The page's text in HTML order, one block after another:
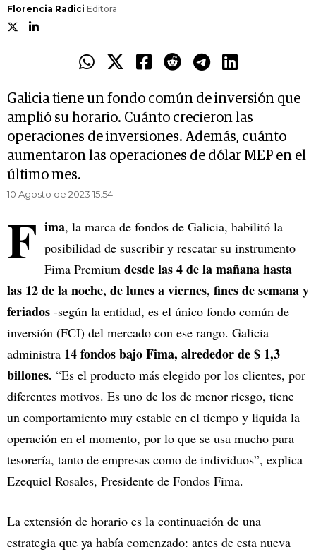
Florencia Radici Editora
Galicia tiene un fondo común de inversión que
amplió su horario. Cuánto crecieron las
operaciones de inversiones. Además, cuánto
aumentaron las operaciones de dólar MEP en el
último mes.
10 Agosto de 2023 15.54
F ima, la marca de fondos de Galicia, habilitó la
posibilidad de suscribir y rescatar su instrumento
Fima Premium desde las 4 de la mañana hasta
las 12 de la noche, de lunes a viernes, fines de semana y
feriados -según la entidad, es el único fondo común de
inversión (FCI) del mercado con ese rango. Galicia
administra 14 fondos bajo Fima, alrededor de $ 1,3
billones. “Es el producto más elegido por los clientes, por
diferentes motivos. Es uno de los de menor riesgo, tiene
un comportamiento muy estable en el tiempo y liquida la
operación en el momento, por lo que se usa mucho para
tesorería, tanto de empresas como de individuos”, explica
Ezequiel Rosales, Presidente de Fondos Fima.
La extensión de horario es la continuación de una
estrategia que ya había comenzado: antes de esta nueva